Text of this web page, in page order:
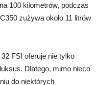
100 kilometrów, podczas
zużywa około 11 litrów
FSI oferuje nie tylko
Dlatego, mimo nieco
do niektórych